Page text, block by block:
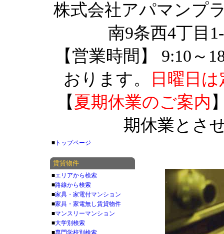
株式会社アパマンプ
南9条西4丁目
【営業時間】 9:10～
おります。
日曜日
【 夏期休業のご案内
期休業とさ
■ トップページ
賃貸物件
■エリアから検索
■路線から検索
■家具・家電付マンション
■家具・家電無し賃貸物件
■マンスリーマンション
■大学別検索
■専門学校別検索